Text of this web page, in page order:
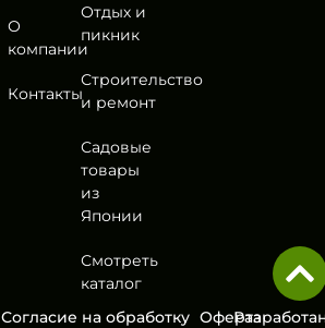
О
компании
Контакты
Отдых и
пикник
Строительство
и ремонт
Садовые
товары
из
Японии
Смотреть
каталог
Согласие на обработку Оферта